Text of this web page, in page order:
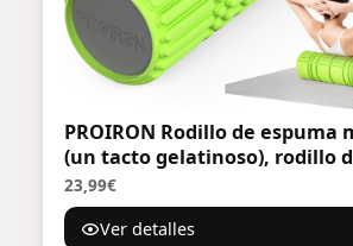
PROIRON Rodillo de espuma
(un tacto gelatinoso), rodillo
tejido profundo patentado de
media de 42 x 13 cm, rodillo
ejercicio, yoga y pilates
23,99€
Ver detalles